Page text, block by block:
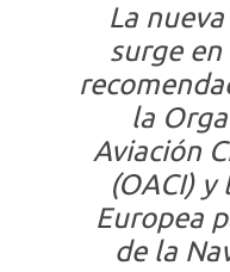
La
surge
la
Aviación
(OACI)
Europea
de la